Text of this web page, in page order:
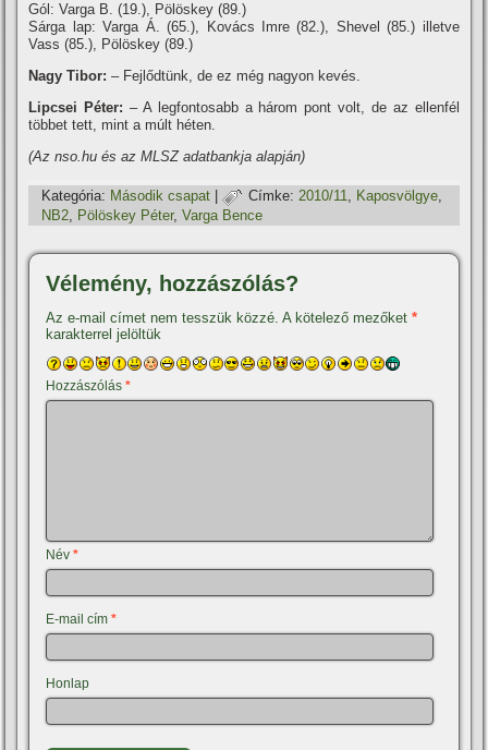
Gól: Varga B. (19.), Pölöskey (89.)
Sárga lap: Varga Á. (65.), Kovács Imre (82.), Shevel (85.) illetve
Vass (85.), Pölöskey (89.)
Nagy Tibor: – Fejlődtünk, de ez még nagyon kevés.
Lipcsei Péter:– A legfontosabb a három pont volt, de az ellenfél
többet tett, mint a múlt héten.
(Az nso.hu és az MLSZ adatbankja alapján)
Kategória: Második csapat | Címke: 2010/11, Kaposvölgye,
NB2, Pölöskey Péter,Varga Bence
Vélemény, hozzászólás?
Az e-mail címet nem tesszük közzé. A kötelező mezőket*
karakterrel jelöltük
Hozzászólás*
Név*
E-mail cím*
Honlap